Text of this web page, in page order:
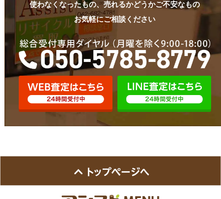
使わなくなったもの、売れるかどうかご不安なもの
お気軽にご相談ください